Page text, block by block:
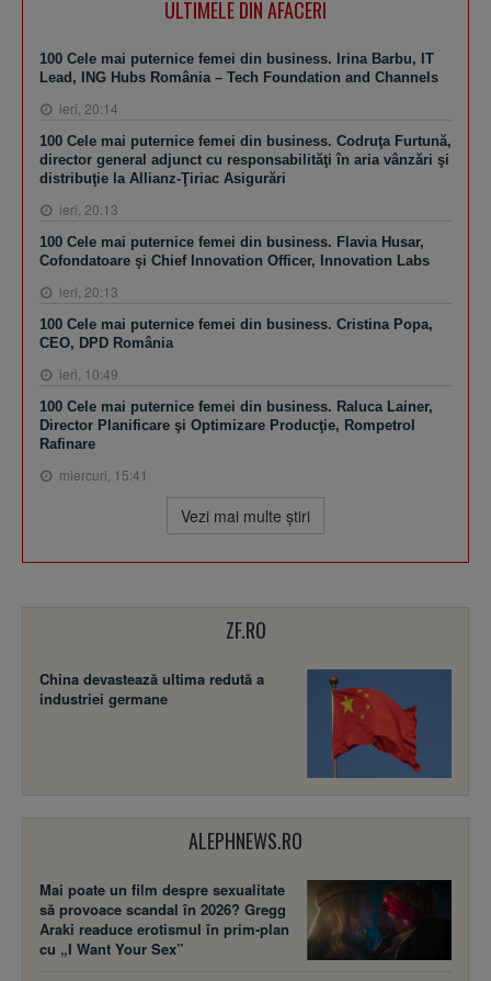
ULTIMELE DIN AFACERI
100 Cele mai puternice femei din business. Irina Barbu, IT
Lead, ING Hubs România – Tech Foundation and Channels
ieri, 20:14
100 Cele mai puternice femei din business. Codruţa Furtună,
director general adjunct cu responsabilităţi în aria vânzări şi
distribuţie la Allianz-Ţiriac Asigurări
ieri, 20:13
100 Cele mai puternice femei din business. Flavia Husar,
Cofondatoare şi Chief Innovation Officer, Innovation Labs
ieri, 20:13
100 Cele mai puternice femei din business. Cristina Popa,
CEO, DPD România
ieri, 10:49
100 Cele mai puternice femei din business. Raluca Lainer,
Director Planificare şi Optimizare Producţie, Rompetrol
Rafinare
miercuri, 15:41
Vezi mai multe ştiri
ZF.RO
China devastează ultima redută a
industriei germane
ALEPHNEWS.RO
Mai poate un film despre sexualitate
să provoace scandal în 2026? Gregg
Araki readuce erotismul în prim-plan
cu „I Want Your Sex”